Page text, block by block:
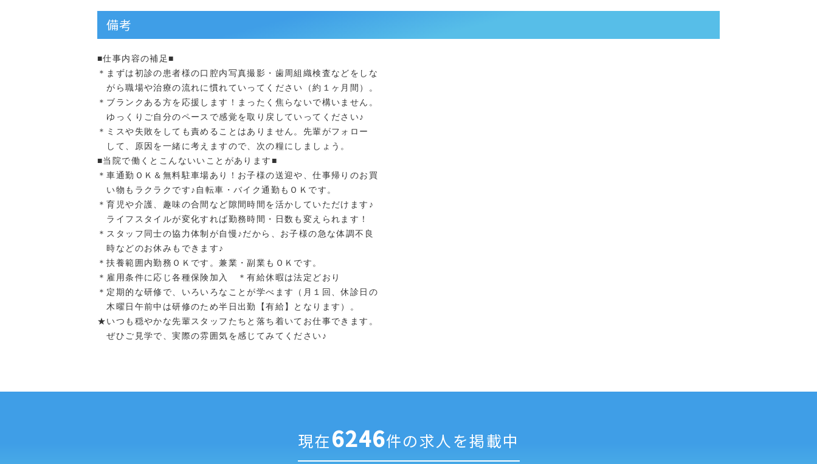
備考
■仕事内容の補足■
＊まずは初診の患者様の口腔内写真撮影・歯周組織検査などをしな
がら職場や治療の流れに慣れていってください（約１ヶ月間）。
＊ブランクある方を応援します！まったく焦らないで構いません。
ゆっくりご自分のペースで感覚を取り戻していってください♪
＊ミスや失敗をしても責めることはありません。先輩がフォロー
して、原因を一緒に考えますので、次の糧にしましょう。
■当院で働くとこんないいことがあります■
＊車通勤ＯＫ＆無料駐車場あり！お子様の送迎や、仕事帰りのお買
い物もラクラクです♪自転車・バイク通勤もＯＫです。
＊育児や介護、趣味の合間など隙間時間を活かしていただけます♪
ライフスタイルが変化すれば勤務時間・日数も変えられます！
＊スタッフ同士の協力体制が自慢♪だから、お子様の急な体調不良
時などのお休みもできます♪
＊扶養範囲内勤務ＯＫです。兼業・副業もＯＫです。
＊雇用条件に応じ各種保険加入 ＊有給休暇は法定どおり
＊定期的な研修で、いろいろなことが学べます（月１回、休診日の
木曜日午前中は研修のため半日出勤【有給】となります）。
★いつも穏やかな先輩スタッフたちと落ち着いてお仕事できます。
ぜひご見学で、実際の雰囲気を感じてみてください♪
現在6246件の求人を掲載中